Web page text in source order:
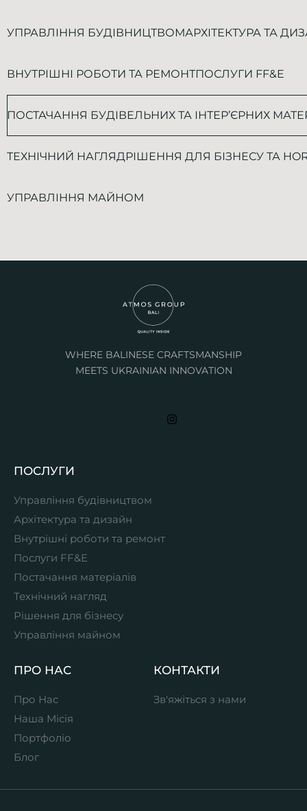
УПРАВЛІННЯ БУДІВНИЦТВОМАРХІТЕКТУРА ТА
ВНУТРІШНІ РОБОТИ ТА РЕМОНТПОСЛУГИ FF&E
ПОСТАЧАННЯ БУДІВЕЛЬНИХ ТА ІНТЕР’ЄРНИХ
ТЕХНІЧНИЙ НАГЛЯДРІШЕННЯ ДЛЯ БІЗНЕСУ ТА
УПРАВЛІННЯ МАЙНОМ
WHERE BALINESE CRAFTSMANSHIP
MEETS UKRAINIAN INNOVATION
ПОСЛУГИ
Управління будівництвом
Архітектура та дизайн
Внутрішні роботи та ремонт
Послуги FF&E
Постачання матеріалів
Технічний нагляд
Рішення для бізнесу
Управління майном
ПРО НАС
Про Нас
Наша Місія
Портфоліо
Блог
КОНТАКТИ
Зв'яжіться з нами